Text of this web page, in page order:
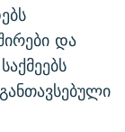
და